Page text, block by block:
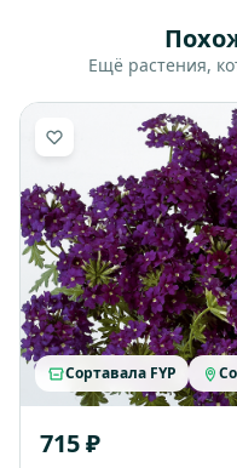
Ещё растения,
Сортавала FYP
715 ₽